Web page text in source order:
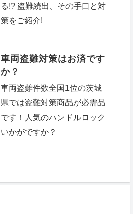
る!? 盗難続出、その手口と対
策をご紹介!
車両盗難対策はお済です
か？
車両盗難件数全国1位の茨城
県では盗難対策商品が必需品
です！人気のハンドルロック
いかがですか？